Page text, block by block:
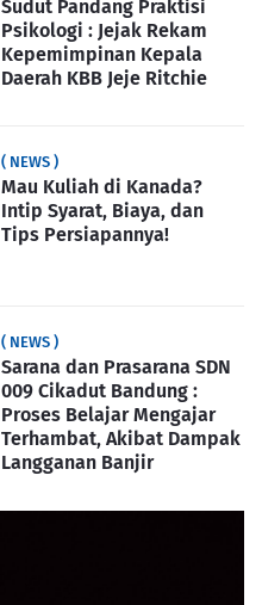
Sudut Pandang Praktisi
Psikologi : Jejak Rekam
Kepemimpinan Kepala
Daerah KBB Jeje Ritchie
( NEWS )
Mau Kuliah di Kanada?
Intip Syarat, Biaya, dan
Tips Persiapannya!
( NEWS )
Sarana dan Prasarana SDN
009 Cikadut Bandung :
Proses Belajar Mengajar
Terhambat, Akibat Dampak
Langganan Banjir